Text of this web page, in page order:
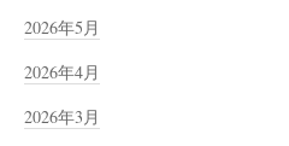
2026年5月
2026年4月
2026年3月